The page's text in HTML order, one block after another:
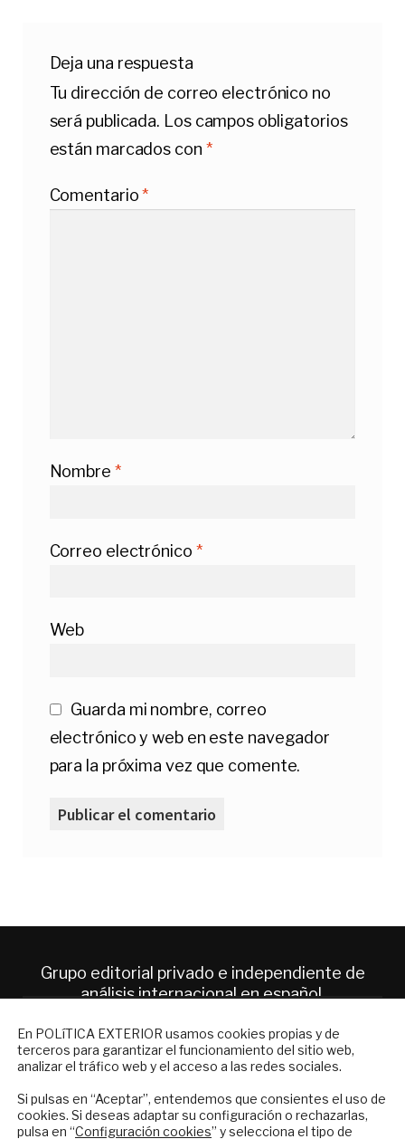
Deja una respuesta
Tu dirección de correo electrónico no
será publicada. Los campos obligatorios
están marcados con *
Comentario*
Nombre *
Correo electrónico *
Web
Guarda mi nombre, correo
electrónico y web en este navegador
para la próxima vez que comente.
Grupo editorial privado e independiente de
análisis internacional en español.
ES
Quiénes somos
Suscripciones
En POLíTICA EXTERIOR usamos cookies propias y de
terceros para garantizar el funcionamiento del sitio web,
analizar el tráfico web y el acceso a las redes sociales.
Si pulsas en “Aceptar”, entendemos que consientes el uso de
cookies. Si deseas adaptar su configuración o rechazarlas,
pulsa en “Configuración cookies” y selecciona el tipo de
NEWSLETTER
Suscríbase a nuestro boletín electrónico y
reciba en su correo el mejor análisis
internacional en español.